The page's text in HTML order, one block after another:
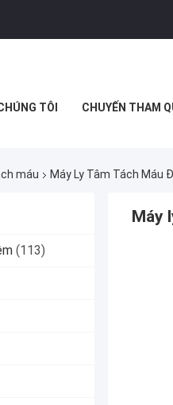
TÔI CHUYẾN THAM
máu Máy Ly Tâm Tách Máu
(113)
Máy